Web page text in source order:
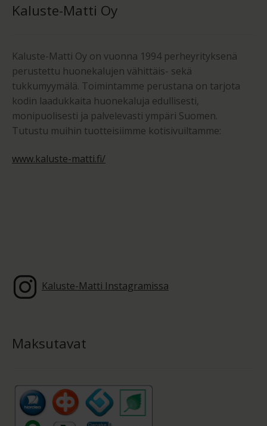
Kaluste-Matti Oy
Kaluste-Matti Oy on vuonna 1994 perheyrityksenä
perustettu huonekalujen vähittäis- sekä
tukkumyymälä. Toimintamme perustana on tarjota
kodin laadukkaita huonekaluja edullisesti,
monipuolisesti ja palvelevasti ympäri Suomen.
Tutustu muihin tuotteisiimme kotisivuiltamme:
www.kaluste-matti.fi/
Kaluste-Matti Instagramissa
Maksutavat